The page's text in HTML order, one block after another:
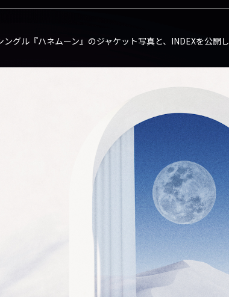
ングル『ハネムーン』のジャケット写真と、INDEXを公開